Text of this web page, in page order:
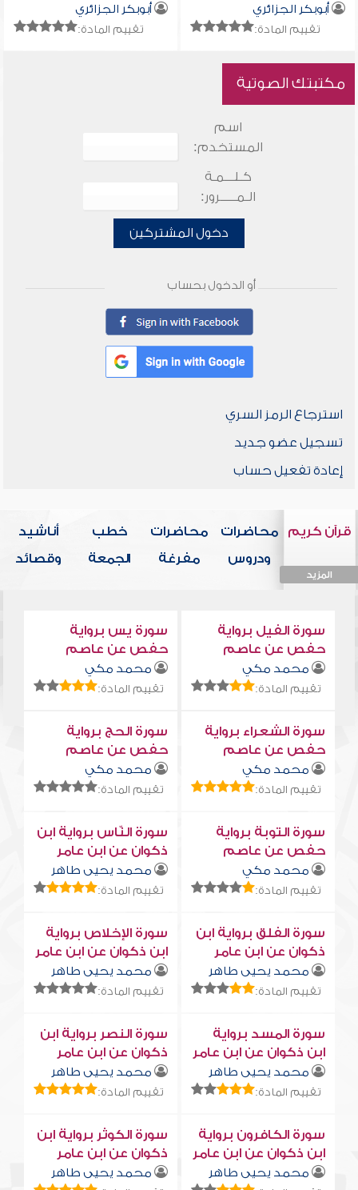
سعته ...)
أبوبكر الجزائري
تقييم المادة:
أبوبكر الجزائري
تقييم المادة:
مكتبتك الصوتية
اسم
المستخدم:
كـلـــمـة
الـمـــــرور:
دخول المشتركين
أو الدخول بحساب
استرجاع الرمز السري
تسجيل عضو جديد
إعادة تفعيل حساب
قرآن كريم
المزيد
محاضرات
ودروس
محاضرات
مفرغة
خطب
الجمعة
أناشيد
وقصائد
سورة الفيل برواية
حفص عن عاصم
محمد مكي
تقييم المادة:
سورة يس برواية
حفص عن عاصم
محمد مكي
تقييم المادة:
سورة الشعراء برواية
حفص عن عاصم
محمد مكي
تقييم المادة:
سورة الحج برواية
حفص عن عاصم
محمد مكي
تقييم المادة:
سورة التوبة برواية
حفص عن عاصم
محمد مكي
تقييم المادة:
سورة النّاس برواية ابن
ذكوان عن ابن عامر
محمد يحيى طاهر
تقييم المادة:
سورة الفلق برواية ابن
ذكوان عن ابن عامر
محمد يحيى طاهر
تقييم المادة:
سورة الإخلاص برواية
ابن ذكوان عن ابن عامر
محمد يحيى طاهر
تقييم المادة:
سورة المسد برواية
ابن ذكوان عن ابن عامر
محمد يحيى طاهر
تقييم المادة:
سورة النصر برواية ابن
ذكوان عن ابن عامر
محمد يحيى طاهر
تقييم المادة:
سورة الكافرون برواية
ابن ذكوان عن ابن عامر
محمد يحيى طاهر
سورة الكوثر برواية ابن
ذكوان عن ابن عامر
محمد يحيى طاهر